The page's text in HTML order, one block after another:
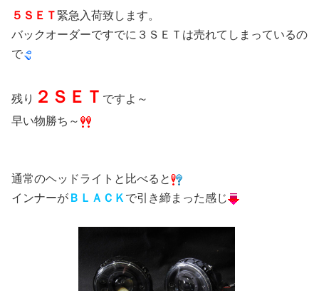
５ＳＥＴ 緊急入荷致します。
バックオーダーですでに３ＳＥＴは売れてしまっているの
で
残り ２ＳＥＴ ですよ～
早い物勝ち～
通常のヘッドライトと比べると
インナーが ＢＬＡＣＫ で引き締まった感じ